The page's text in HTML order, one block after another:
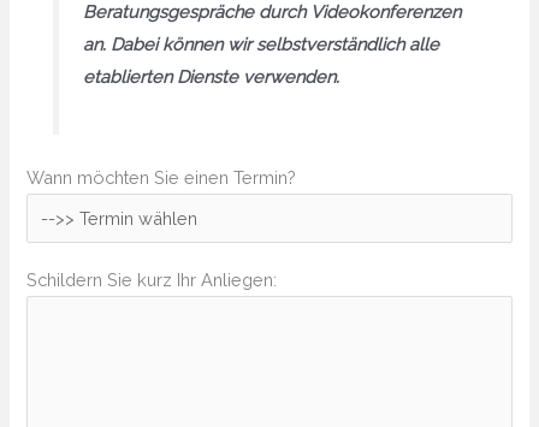
Beratungsgespräche durch Videokonferenzen
an. Dabei können wir selbstverständlich alle
etablierten Dienste verwenden.
Wann möchten Sie einen Termin?
Schildern Sie kurz Ihr Anliegen: